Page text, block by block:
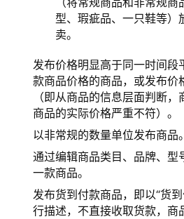
型、瑕疵品、一只鞋等）
卖。
发布价格明显高于同一时间段
款商品价格的商品，或发布价
（即从商品的信息层面判断
商品的实际价格严重不符）。
以非常规的数量单位发布商品。
通过编辑商品类目、品牌、型
一款商品。
发布货到付款商品，即以“货
行描述，不直接收取货款，商